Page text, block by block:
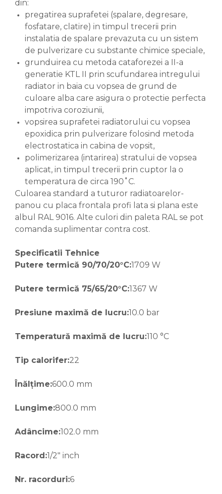
din:
pregatirea suprafetei (spalare, degresare,
fosfatare, clatire) in timpul trecerii prin
instalatia de spalare prevazuta cu un sistem
de pulverizare cu substante chimice speciale,
grunduirea cu metoda cataforezei a II-a
generatie KTL II prin scufundarea intregului
radiator in baia cu vopsea de grund de
culoare alba care asigura o protectie perfecta
impotriva coroziunii,
vopsirea suprafetei radiatorului cu vopsea
epoxidica prin pulverizare folosind metoda
electrostatica in cabina de vopsit,
polimerizarea (intarirea) stratului de vopsea
aplicat, in timpul trecerii prin cuptor la o
temperatura de circa 190˚C.
Culoarea standard a tuturor radiatoarelor-
panou cu placa frontala profi lata si plana este
albul RAL 9016. Alte culori din paleta RAL se pot
comanda suplimentar contra cost.
Specificatii Tehnice
Putere termică 90/70/20°C:1709 W
Putere termică 75/65/20°C:1367 W
Presiune maximă de lucru:10.0 bar
Temperatură maximă de lucru:110 °C
Tip calorifer:22
Înălțime:600.0 mm
Lungime:800.0 mm
Adâncime:102.0 mm
Racord:1/2" inch
Nr. racorduri:6